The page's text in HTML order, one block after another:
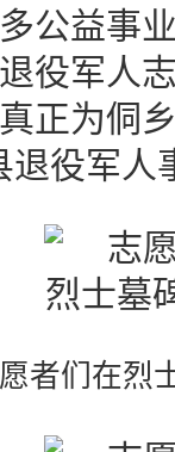
公益事
役军人
正为侗
退役军
者们在烈